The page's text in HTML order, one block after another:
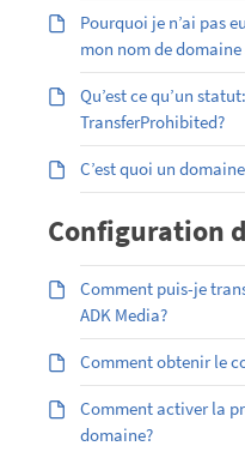
Pourquoi je n’ai pas
mon nom de domaine
Qu’est ce qu’un
TransferProhibited?
C’est quoi un
Configuration
Comment puis-je
ADK Media?
Comment obtenir le
Comment activer la
domaine?